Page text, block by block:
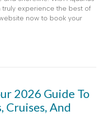
truly experience the best of
now to book your
2026 Guide To
Cruises, And